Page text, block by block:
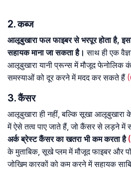
2. कब्ज
आलूबुखारा फल फाइबर से भरपूर होता है,
सहायक माना जा सकता है। साथ ही एक
आलूबुखारा यानी प्रून्स में मौजूद फेनोलिक
समस्याओं को दूर करने में मदद कर सकते हैं
3. कैंसर
आलूबुखारा ही नहीं, बल्कि सूखा आलूबुखारा
में ऐसे तत्व पाए जाते हैं, जो कैंसर से लड़ने में
अर्क ब्रेस्ट कैंसर का खतरा भी कम करता है
के मुताबिक, सूखे प्लम में मौजूद फाइबर और
जोखिम कारकों को कम करने में सहायक